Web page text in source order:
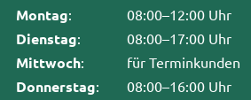
Montag: 08:00–12:00 Uhr
Dienstag: 08:00–17:00 Uhr
Mittwoch: für Terminkunden
Donnerstag: 08:00–16:00 Uhr